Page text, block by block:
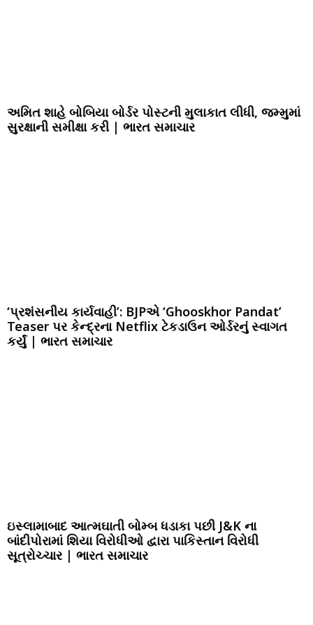
અમિત શાહે બોબિયા બોર્ડર પોસ્ટની મુલાકાત લીધી, જમ્મુમાં
સુરક્ષાની સમીક્ષા કરી | ભારત સમાચાર
‘પ્રશંસનીય કાર્યવાહી’: BJPએ ‘Ghooskhor Pandat’
Teaser પર કેન્દ્રના Netflix ટેકડાઉન ઓર્ડરનું સ્વાગત
કર્યું | ભારત સમાચાર
ઇસ્લામાબાદ આત્મઘાતી બોમ્બ ધડાકા પછી J&K ના
બાંદીપોરામાં શિયા વિરોધીઓ દ્વારા પાકિસ્તાન વિરોધી
સૂત્રોચ્ચાર | ભારત સમાચાર